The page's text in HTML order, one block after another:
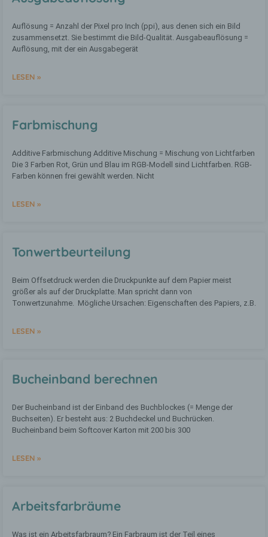
Auflösung = Anzahl der Pixel pro Inch (ppi), aus denen sich ein Bild
zusammensetzt. Sie bestimmt die Bild-Qualität. Ausgabeauflösung =
Auflösung, mit der ein Ausgabegerät
LESEN »
Farbmischung
Additive Farbmischung Additive Mischung = Mischung von Lichtfarben
Die 3 Farben Rot, Grün und Blau im RGB-Modell sind Lichtfarben. RGB-
Farben können frei gewählt werden. Nicht
LESEN »
Tonwert­beurteilung
Beim Offsetdruck werden die Druckpunkte auf dem Papier meist
größer als auf der Druckplatte. Man spricht dann von
Tonwertzunahme. Mögliche Ursachen: Eigenschaften des Papiers, z.B.
LESEN »
Bucheinband berechnen
Der Bucheinband ist der Einband des Buchblockes (= Menge der
Buchseiten). Er besteht aus: 2 Buchdeckel und Buchrücken.
Bucheinband beim Softcover Karton mit 200 bis 300
LESEN »
Arbeitsfarbräume
Was ist ein Arbeitsfarbraum? Ein Farbraum ist der Teil eines
b) betroffene Person
Betroffene Person ist jede identifizierte
c) Verarbeitung
Verarbeitung ist jeder mit oder ohne Hilfe
automatisierter Verfahren ausgeführte
Vorgang oder jede solche Vorgangsreihe
Auslesen, das Abfragen, die Verwendung,
die Offenlegung durch Übermittlung,
Bereitstellung, den Abgleich oder die
Verknüpfung, die Einschränkung, das
Löschen oder die Vernichtung.
Markierung gespeicherter
einzuschränken.
personenbezogenen Daten verwendet
Aspekte, die sich auf eine natürliche